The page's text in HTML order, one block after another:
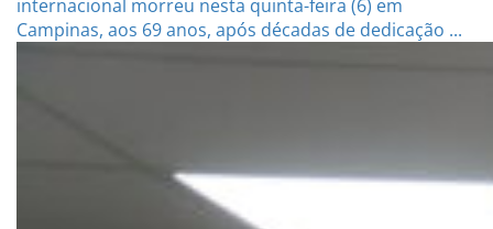
internacional morreu nesta quinta-feira (6) em
Campinas, aos 69 anos, após décadas de dedicação ...